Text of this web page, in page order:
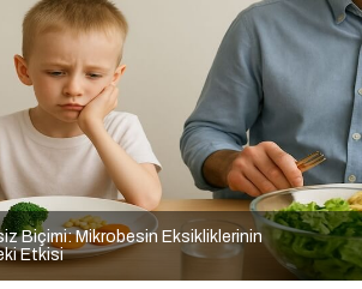
Biçimi: Mikrobesin Eksikliklerinin
Etkisi